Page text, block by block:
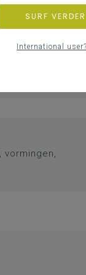
de
SURF
International user?